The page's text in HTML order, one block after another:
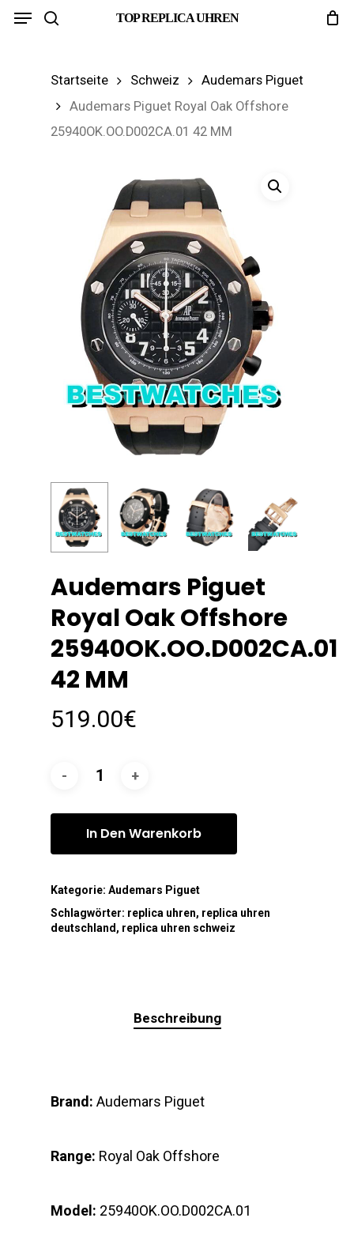
Skip
TOP REPLICA UHREN
Menu
Startseite Schweiz
Audemars Piguet
Audemars Piguet Royal Oak Offshore
25940OK.OO.D002CA.01 42 MM
Audemars Piguet
Royal Oak Offshore
25940OK.OO.D002CA.01
42 MM
519.00€
In Den Warenkorb
Kategorie: Audemars Piguet
Schlagwörter: replica uhren, replica uhren
deutschland, replica uhren schweiz
Beschreibung
Brand: Audemars Piguet
Range: Royal Oak Offshore
Model: 25940OK.OO.D002CA.01